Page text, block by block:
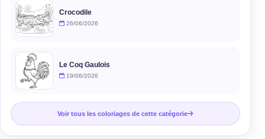
Crocodile
26/06/2026
Le Coq Gaulois
19/06/2026
Voir tous les coloriages de cette catégorie